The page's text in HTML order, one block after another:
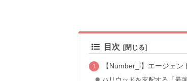
目次
【Number_i】エージェ